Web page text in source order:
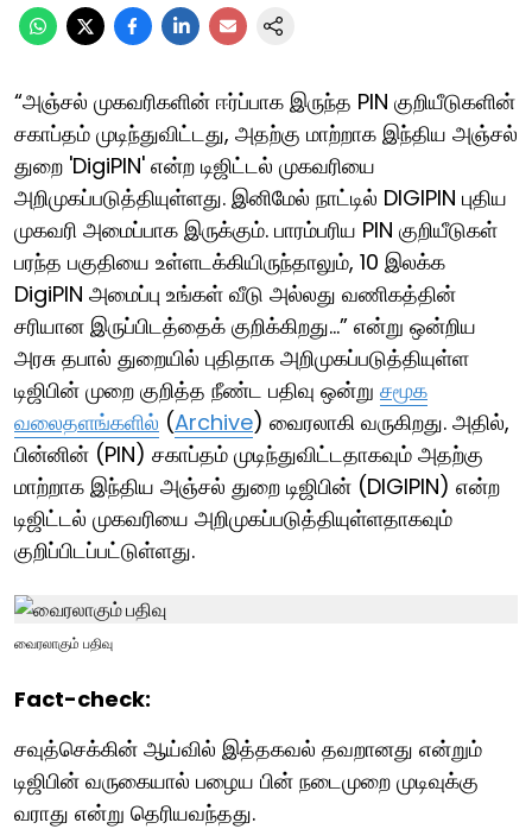
“அஞ்சல் முகவரிகளின் ஈர்ப்பாக இருந்த PIN குறியீடுகளின்
சகாப்தம் முடிந்துவிட்டது, அதற்கு மாற்றாக இந்திய அஞ்சல்
துறை 'DigiPIN' என்ற டிஜிட்டல் முகவரியை
அறிமுகப்படுத்தியுள்ளது. இனிமேல் நாட்டில் DIGIPIN புதிய
முகவரி அமைப்பாக இருக்கும். பாரம்பரிய PIN குறியீடுகள்
பரந்த பகுதியை உள்ளடக்கியிருந்தாலும், 10 இலக்க
DigiPIN அமைப்பு உங்கள் வீடு அல்லது வணிகத்தின்
சரியான இருப்பிடத்தைக் குறிக்கிறது…” என்று ஒன்றிய
அரசு தபால் துறையில் புதிதாக அறிமுகப்படுத்தியுள்ள
டிஜிபின் முறை குறித்த நீண்ட பதிவு ஒன்று சமூக
வலைதளங்களில் (Archive) வைரலாகி வருகிறது. அதில்,
பின்னின் (PIN) சகாப்தம் முடிந்துவிட்டதாகவும் அதற்கு
மாற்றாக இந்திய அஞ்சல் துறை டிஜிபின் (DIGIPIN) என்ற
டிஜிட்டல் முகவரியை அறிமுகப்படுத்தியுள்ளதாகவும்
குறிப்பிடப்பட்டுள்ளது.
வைரலாகும் பதிவு
Fact-check:
சவுத்செக்கின் ஆய்வில் இத்தகவல் தவறானது என்றும்
டிஜிபின் வருகையால் பழைய பின் நடைமுறை முடிவுக்கு
வராது என்று தெரியவந்தது.